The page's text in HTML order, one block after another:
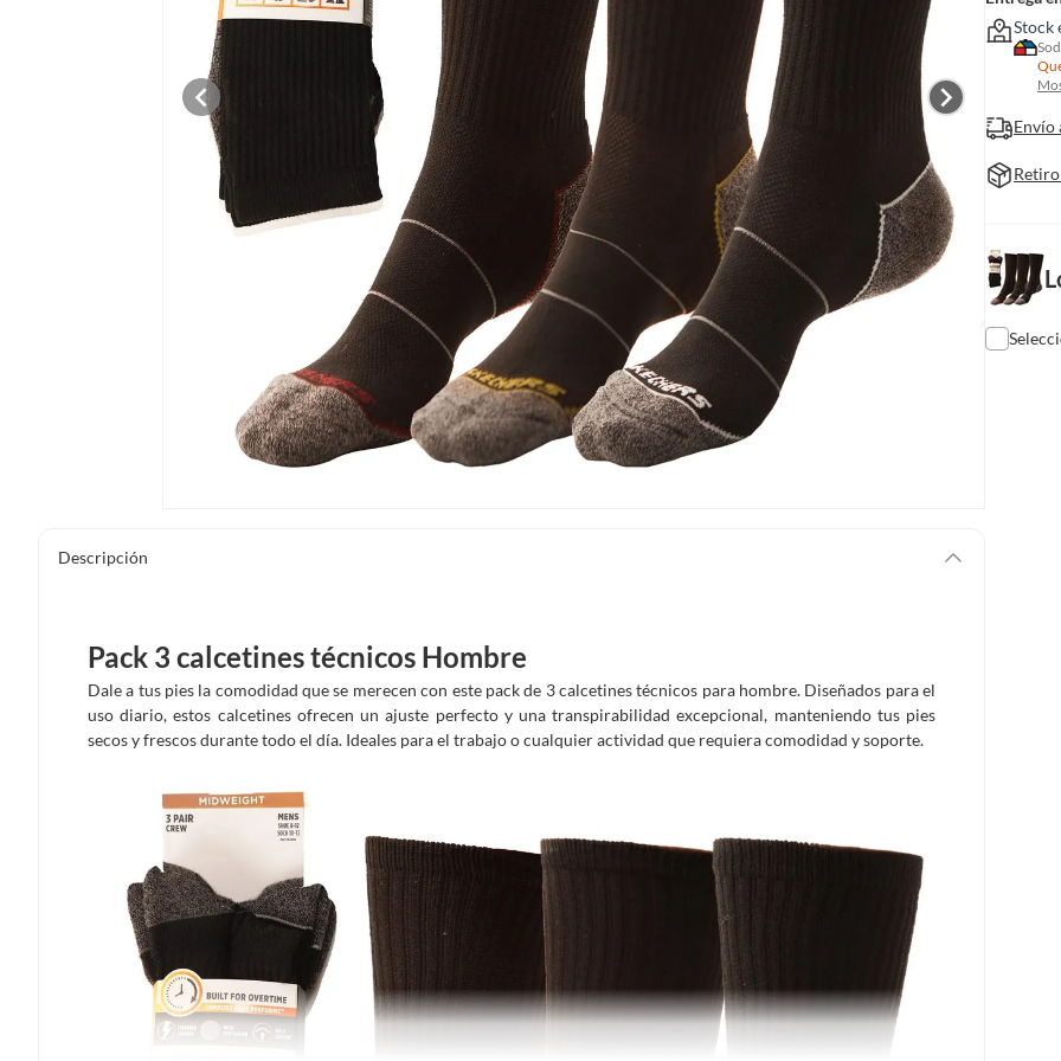
Descripción
Pack 3 calcetines técnicos Hombre
Dale a tus pies la comodidad que se merecen con este pack de 3 calcetines técnicos para hombre. Diseñados para el
uso diario, estos calcetines ofrecen un ajuste perfecto y una transpirabilidad excepcional, manteniendo tus pies
secos y frescos durante todo el día. Ideales para el trabajo o cualquier actividad que requiera comodidad y soporte.
Stock
Envío